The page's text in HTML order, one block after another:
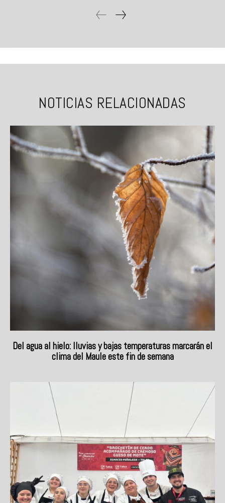
NOTICIAS RELACIONADAS
Del agua al hielo: lluvias y bajas temperaturas marcarán el
clima del Maule este fin de semana